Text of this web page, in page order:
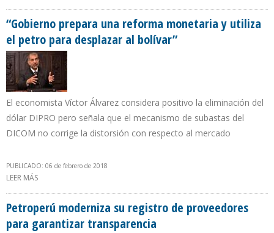
“Gobierno prepara una reforma monetaria y utiliza
el petro para desplazar al bolívar”
El economista Víctor Álvarez considera positivo la eliminación del
dólar DIPRO pero señala que el mecanismo de subastas del
DICOM no corrige la distorsión con respecto al mercado
PUBLICADO: 06 de febrero de 2018
LEER MÁS
Petroperú moderniza su registro de proveedores
para garantizar transparencia